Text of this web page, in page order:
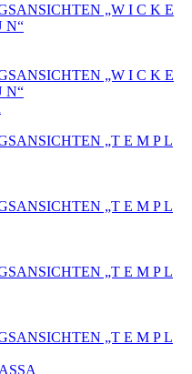
„W I C K E
N“
„W I C K E
N“
„T E M P L
„T E M P L
„T E M P L
„T E M P L